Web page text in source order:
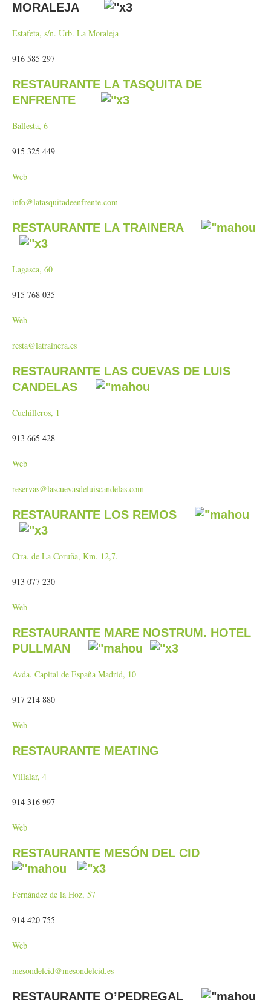
MORALEJA
Estafeta, s/n. Urb. La Moraleja
916 585 297
RESTAURANTE LA TASQUITA DE
ENFRENTE
Ballesta, 6
915 325 449
Web
info@latasquitadeenfrente.com
RESTAURANTE LA TRAINERA
Lagasca, 60
915 768 035
Web
resta@latrainera.es
RESTAURANTE LAS CUEVAS DE LUIS
CANDELAS
Cuchilleros, 1
913 665 428
Web
reservas@lascuevasdeluiscandelas.com
RESTAURANTE LOS REMOS
Ctra. de La Coruña, Km. 12,7.
913 077 230
Web
RESTAURANTE MARE NOSTRUM. HOTEL
PULLMAN
Avda. Capital de España Madrid, 10
917 214 880
Web
RESTAURANTE MEATING
Villalar, 4
914 316 997
Web
RESTAURANTE MESÓN DEL CID
Fernández de la Hoz, 57
914 420 755
Web
mesondelcid@mesondelcid.es
RESTAURANTE O’PEDREGAL